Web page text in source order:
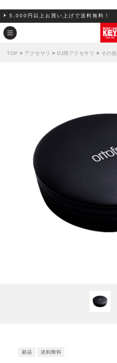
5,000円以上お買い上げで送料無料！
TOP > アクセサリ > DJ用アクセサリ > その他